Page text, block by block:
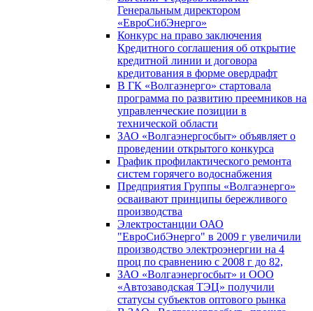
Генеральным директором
«ЕвроСибЭнерго»
Конкурс на право заключения
Кредитного соглашения об открытие
кредитной линии и договора
кредитования в форме овердрафт
В ГК «Волгаэнерго» стартовала
программа по развитию преемников на
управленческие позиции в
технической области
ЗАО «Волгаэнергосбыт» объявляет о
проведении открытого конкурса
График профилактического ремонта
систем горячего водоснабжения
Предприятия Группы «Волгаэнерго»
осваивают принципы бережливого
производства
Электростанции ОАО
"ЕвроСибЭнерго" в 2009 г увеличили
производство электроэнергии на 4
проц по сравнению с 2008 г до 82,
ЗАО «Волгаэнергосбыт» и ООО
«Автозаводская ТЭЦ» получили
статусы субъектов оптового рынка